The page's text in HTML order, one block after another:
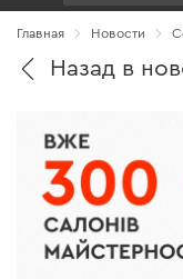
Главная Новости
Назад в